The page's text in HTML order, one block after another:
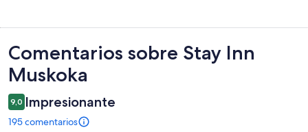
Comentarios
Comentarios sobre Stay Inn
Muskoka
9,0 Impresionante
195 comentarios